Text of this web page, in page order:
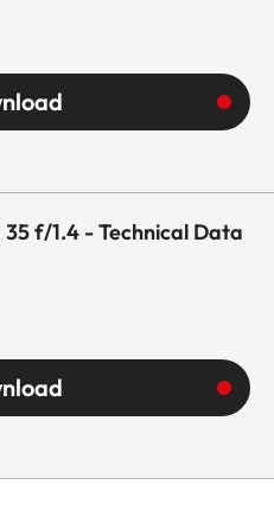
f/1.4 - Technical Data